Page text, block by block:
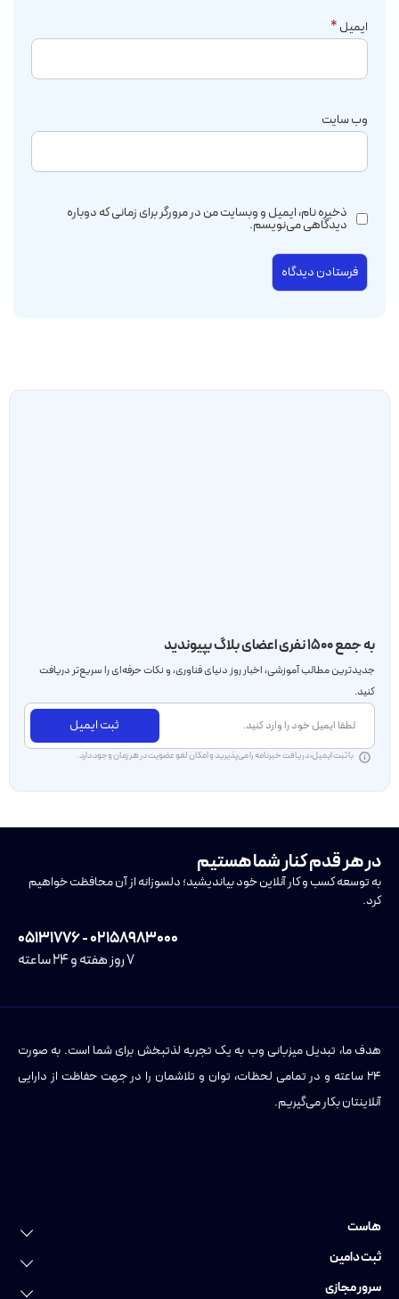
ایمیل*
وب‌ سایت
ذخیره نام، ایمیل و وبسایت من در مرورگر برای زمانی که دوباره
دیدگاهی می‌نویسم.
به جمع ۱۵۰۰ نفری اعضای بلاگ بپیوندید
جدید‌ترین مطالب آموزشی، اخبار روز دنیای فناوری، و نکات حرفه‌ای را سریع‌تر دریافت
کنید.
ثبت ایمیل
با ثبت ایمیل، دریافت خبرنامه را می‌پذیرید و امکان لغو عضویت در هر زمان وجود دارد.
در هر قدم کنار شما هستیم
به توسعه کسب و کار آنلاین خود بیاندیشید؛ دلسوزانه از آن محافظت خواهیم
کرد.
۰۲۱۵۸۹۸۳۰۰۰ - ۰۵۱۳۱۷۷۶
۷ روز هفته و ۲۴ ساعته
هدف ما، تبدیل میزبانی وب به یک تجربه لذتبخش برای شما است. به صورت
۲۴ ساعته و در تمامی لحظات، توان و تلاشمان را در جهت حفاظت از دارایی
آنلاینتان بکار می‌گیریم.
هاست
هاست لینوکس
ثبت دامین
سرور مجازی